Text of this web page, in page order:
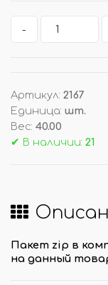
-
Артикул: 2167
Единица: шт.
Вес: 40.00
✔ В наличии: 21
Пакет zip в
на данный